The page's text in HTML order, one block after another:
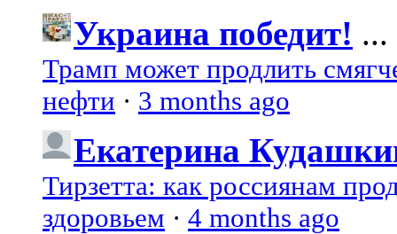
Украина победит! ...
Трамп может продлить
нефти · 3 months ago
Екатерина
Тирзетта: как россиянам
здоровьем · 4 months ago